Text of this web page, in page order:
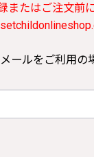
またはご注文前
ールをご利用